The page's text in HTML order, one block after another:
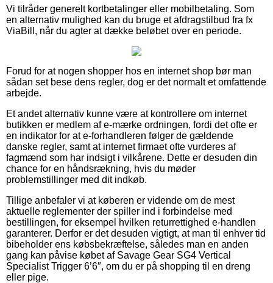
Vi tilråder generelt kortbetalinger eller mobilbetaling. Som
en alternativ mulighed kan du bruge et afdragstilbud fra fx
ViaBill, når du agter at dække beløbet over en periode.
Forud for at nogen shopper hos en internet shop bør man
sådan set bese dens regler, dog er det normalt et omfattende
arbejde.
Et andet alternativ kunne være at kontrollere om internet
butikken er medlem af e-mærke ordningen, fordi det ofte er
en indikator for at e-forhandleren følger de gældende
danske regler, samt at internet firmaet ofte vurderes af
fagmænd som har indsigt i vilkårene. Dette er desuden din
chance for en håndsrækning, hvis du møder
problemstillinger med dit indkøb.
Tillige anbefaler vi at køberen er vidende om de mest
aktuelle reglementer der spiller ind i forbindelse med
bestillingen, for eksempel hvilken returrettighed e-handlen
garanterer. Derfor er det desuden vigtigt, at man til enhver tid
bibeholder ens købsbekræftelse, således man en anden
gang kan påvise købet af Savage Gear SG4 Vertical
Specialist Trigger 6’6″, om du er på shopping til en dreng
eller pige.